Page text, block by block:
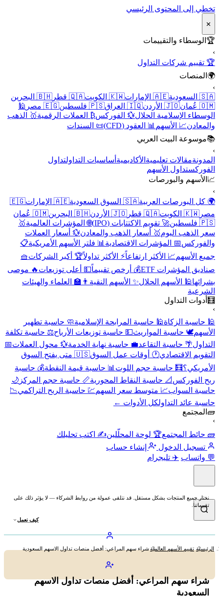
تخطي إلى المحتوى الرئيسي
✕
🏆 الوسطاء والتقييمات
›
🏆 تقييم شركات التداول
🌍 المنصات
›
🇸🇦 السعودية
🇦🇪 الإمارات 🇰🇼 الكويت 🇶🇦 قطر
🇧🇭 البحرين
🇴🇲 عُمان
🇯🇴 الأردن 🇮🇶 العراق 🇵🇸 فلسطين 🇪🇬 مصر
🕌
الوسطاء الإسلامية الحلال💱 الفوركس₿ العملات الرقمية🥇 الذهب
والمعادن📈 الأسهم 📊 العقود (CFD)
📜 السندات
📚موسوعة البيت العربي
›
المدونةمقالات تعليمية الأكاديمية أساسيات التداولتداول
الفوركستداول الأسهم
📈 الأسهم والبورصات
›
🌍 كل البورصات العربية🇸🇦 السوق السعودية 🇦🇪 الإمارات
🇪🇬
مصر 🇰🇼 الكويت 🇶🇦 قطر 🇯🇴 الأردن 🇧🇭 البحرين
🇴🇲 عُمان
🇵🇸 فلسطين
🚀 تقويم الاكتتابات (IPO) 🌐 المؤشرات العالمية🥇
سعر الذهب اليوم🥇 أسعار الذهب والمعادن💱 أسعار العملات
والفوركس📅 المؤشرات الاقتصادية 📊 فلتر الأسهم الأمريكية📋
جميع الأسهم📈 الأكثر ارتفاعاً⚡ الأكثر تداولاً🏆 أكبر الشركات🧺
صناديق المؤشرات ETF
💰 أرخص تقييماً💵 أعلى توزيعات 🔥 موصى
بشرائها🕌 الأسهم الحلال✨ الأسهم النقية 👨‍🏫 العلماء والهيئات
الشرعية
🧮 أدوات التداول
›
🕌 حاسبة الزكاة🕌 حاسبة المرابحة الإسلامية🧼 حاسبة تطهير
الأسهم🕊️ حاسبة المواريث💵 حاسبة توزيعات الأرباح⚖️ حاسبة تكلفة
التداول🌴 حاسبة التقاعد💼 حاسبة نهاية الخدمة💱 محول العملات📅
التقويم الاقتصادي🕐 أوقات عمل السوق
🇺🇸 متى يفتح السوق
الأمريكي؟🧮 حاسبة حجم اللوت 📊 حاسبة قيمة النقطة💰 حاسبة
ربح الفوركس 📐 حاسبة النقاط المحورية📏 حاسبة حجم المركز 🌙
حاسبة السواب📈 متوسط سعر السهم💹 حاسبة الربح التراكمي📉
حاسبة عائد التداولكل الأدوات ←
🧱 المجتمع
›
🧱 حائط المجتمع🏆 لوحة المحلّلين✍️ اكتب تحليلك
تسجيل الدخول
إنشاء حساب
💬 واتساب ✈️ تليجرام
نختار جميع المنتجات بشكل مستقل. قد نتلقى عمولة من روابط الشركاء — لا يؤثر ذلك على
تقييماتنا.
كيف نعمل
الرئيسية تقييم الأسهم العالميةشراء سهم المراعي: أفضل منصات تداول الاسهم السعودية
شراء سهم المراعي: أفضل منصات تداول الاسهم
السعودية